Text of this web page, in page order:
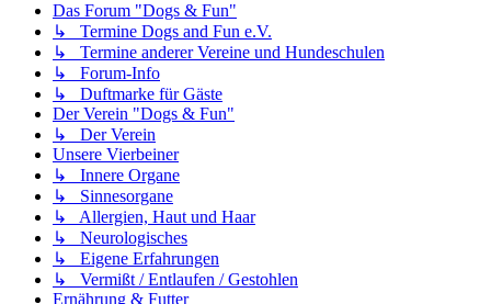
Das Forum "Dogs & Fun"
↳ Termine Dogs and Fun e.V.
↳ Termine anderer Vereine und Hundeschulen
↳ Forum-Info
↳ Duftmarke für Gäste
Der Verein "Dogs & Fun"
↳ Der Verein
Unsere Vierbeiner
↳ Innere Organe
↳ Sinnesorgane
↳ Allergien, Haut und Haar
↳ Neurologisches
↳ Eigene Erfahrungen
↳ Vermißt / Entlaufen / Gestohlen
Ernährung & Futter